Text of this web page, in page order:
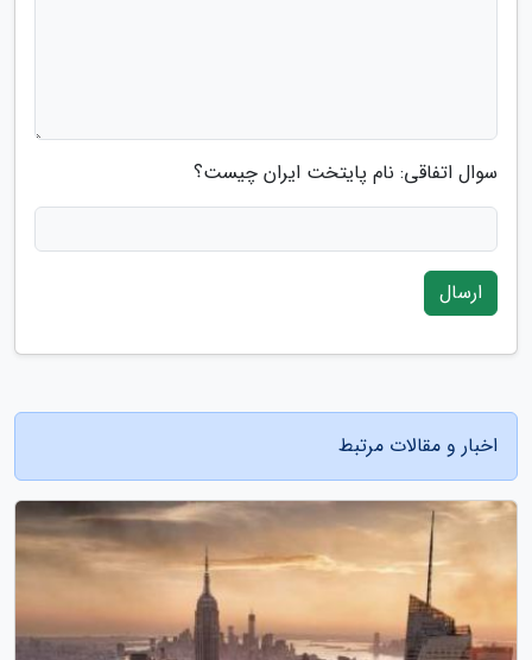
سوال اتفاقی: نام پایتخت ایران چیست؟
ارسال
اخبار و مقالات مرتبط